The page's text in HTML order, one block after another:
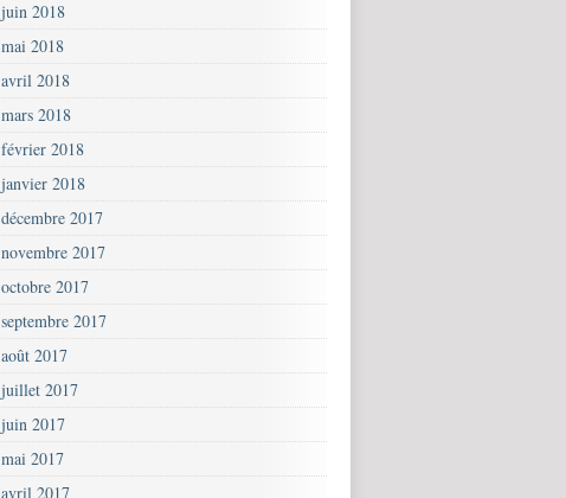
juin 2018
mai 2018
avril 2018
mars 2018
février 2018
janvier 2018
décembre 2017
novembre 2017
octobre 2017
septembre 2017
août 2017
juillet 2017
juin 2017
mai 2017
avril 2017